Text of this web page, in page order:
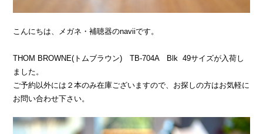
こんにちは、メガネ・補聴器のnaviiです。
THOM BROWNE(トムブラウン) TB-704A Blk 49サイズが入荷し
ました。
ご予約以外には２本のみ在庫ございますので、お探しの方はお気軽に
お問い合わせ下さい。